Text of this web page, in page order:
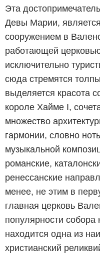
Эта
Девы Марии,
сооружением в
работающей
исключительно
сюда стремятся
выделяется красота
короле Хайме I,
множество
гармонии, словно
музыкальной
романские,
ренессанские
менее, не этим в
главная церковь
популярности собора
находится одна из
христианский